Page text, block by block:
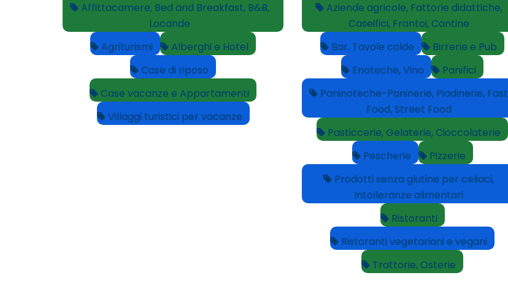
Affittacamere, Bed and Breakfast, B&B,
Locande
Agriturismi
Alberghi e Hotel
Case di riposo
Case vacanze e Appartamenti
Villaggi turistici per vacanze
Aziende agricole, Fattorie didattiche,
Caseifici, Frantoi, Cantine
Bar, Tavole calde
Birrerie e Pub
Enoteche, Vino
Panifici
Paninoteche-Paninerie, Piadinerie, Fast
Food, Street Food
Pasticcerie, Gelaterie, Cioccolaterie
Pescherie
Pizzerie
Prodotti senza glutine per celiaci,
Intolleranze alimentari
Ristoranti
Ristoranti vegetariani e vegani
Trattorie, Osterie